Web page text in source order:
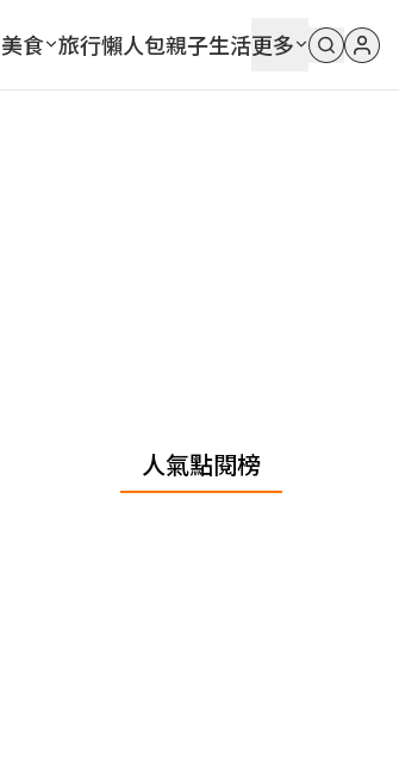
美食 旅行懶人包親子生活更多
人氣點閱榜